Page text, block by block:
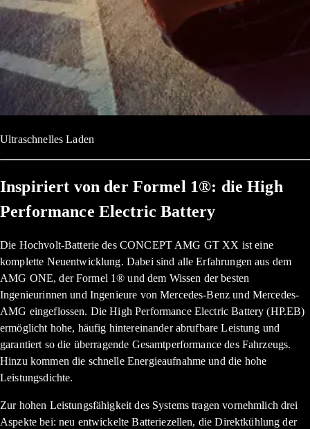
Ultraschnelles Laden
Inspiriert von der Formel 1®: die High
Performance Electric Battery
Die Hochvolt-Batterie des CONCEPT AMG GT XX ist eine
komplette Neuentwicklung. Dabei sind alle Erfahrungen aus dem
AMG ONE, der Formel 1® und dem Wissen der besten
Ingenieurinnen und Ingenieure von Mercedes-Benz und Mercedes-
AMG eingeflossen. Die High Performance Electric Battery (HP.EB)
ermöglicht hohe, häufig hintereinander abrufbare Leistung und
garantiert so die überragende Gesamtperformance des Fahrzeugs.
Hinzu kommen die schnelle Energieaufnahme und die hohe
Leistungsdichte.
Zur hohen Leistungsfähigkeit des Systems tragen vornehmlich drei
Aspekte bei: neu entwickelte Batteriezellen, die Direktkühlung der